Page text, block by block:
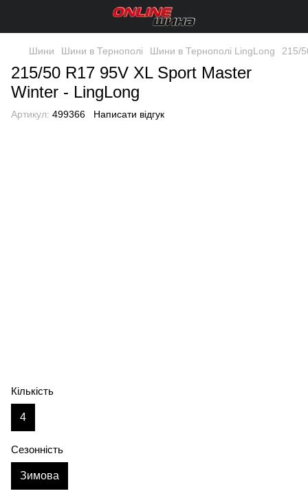
Шини Шини в Тернополі Шини в Тернополі LingLong 215/
215/50 R17 95V XL Sport Master
Winter - LingLong
Артикул: 499366 Написати відгук
Кількість
4
Сезонність
Зимова